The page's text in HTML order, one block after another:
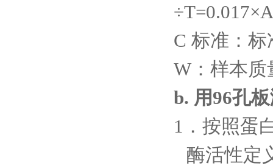
÷T=0.017×A
C 标准：
W：样本质
b. 用96孔
1．按照蛋
酶活性定